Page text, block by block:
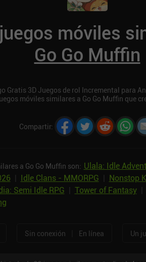
móviles
Go Go Muffin
Gratis 3D Juegos de rol Incremental para
móviles similares a Go Go Muffin que
Compartir:
a Go Go Muffin son: Ulala: Idle
Idle Clans - MMORPG Nonstop
Semi Idle RPG Tower of Fantasy|
Sin conexión En línea Un